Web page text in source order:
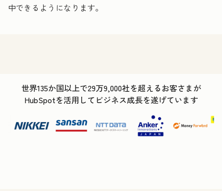
中できるようになります。
世界135か国以上で29万9,000社を超えるお客さまが
HubSpotを活用してビジネス成長を遂げています